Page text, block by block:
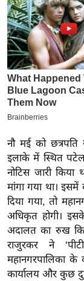
ई
-
पे
प
र
मि
सा
बे
मि
सा
ल
श
ख्सि
य
त
नौ मई को छत्रपति
इलाके में स्थित
नोटिस जारी
मांगा गया था।
दिया गया, तो
अधिकृत होगी।
अदालत का रुख
राजुरकर ने
महानगरपालिका के
कार्यालय और कुछ